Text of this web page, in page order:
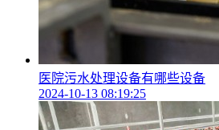
医院污水处理设备有哪些设备
2024-10-13 08:19:25